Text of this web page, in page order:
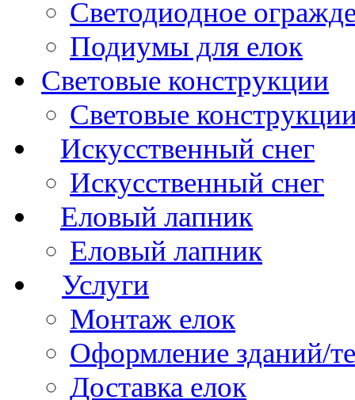
Светодиодное
Подиумы для елок
Световые конструкции
Световые
Искусственный снег
Искусственный снег
Еловый лапник
Еловый лапник
Услуги
Монтаж елок
Оформление зданий/
Доставка елок